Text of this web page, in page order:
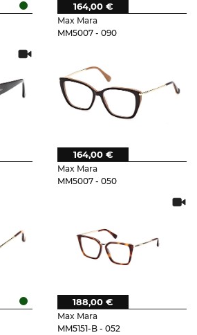
Max Mara
MM5007 - 090
164,00 €
Max Mara
MM5007 - 050
164,00 €
Max Mara
MM5151-B - 052
188,00 €